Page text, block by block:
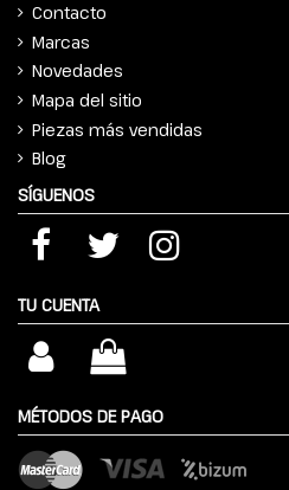
Contacto
Marcas
Novedades
Mapa del sitio
Piezas más vendidas
Blog
SÍGUENOS
TU CUENTA
MÉTODOS DE PAGO